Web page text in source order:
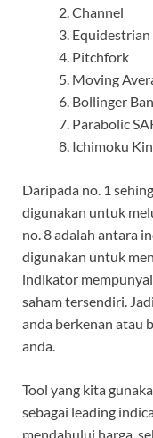
Channel
Equidestrian
Pitchfork
Moving
Bollinger
Parabolic
Ichimoku
Daripada no. 1
digunakan untuk
no. 8 adalah antara
digunakan untuk
indikator
saham tersendiri.
anda berkenan atau
anda.
Tool yang kita
sebagai leading
mendahului harga,